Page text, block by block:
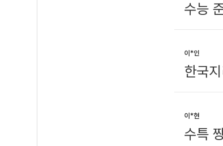
수능
이*인
한국
이*현
수특